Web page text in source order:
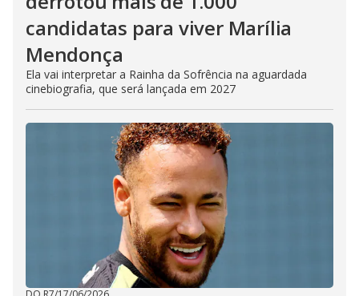
candidatas para viver Marília
Mendonça
Ela vai interpretar a Rainha da Sofrência na aguardada
cinebiografia, que será lançada em 2027